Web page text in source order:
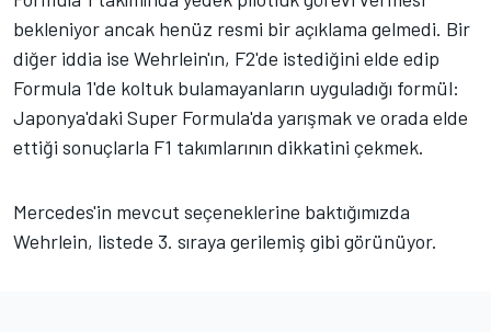
bekleniyor ancak henüz resmi bir açıklama gelmedi. Bir
diğer iddia ise Wehrlein'ın, F2'de istediğini elde edip
Formula 1'de koltuk bulamayanların uyguladığı formül:
Japonya'daki Super Formula'da yarışmak ve orada elde
ettiği sonuçlarla F1 takımlarının dikkatini çekmek.
Mercedes'in mevcut seçeneklerine baktığımızda
Wehrlein, listede 3. sıraya gerilemiş gibi görünüyor.